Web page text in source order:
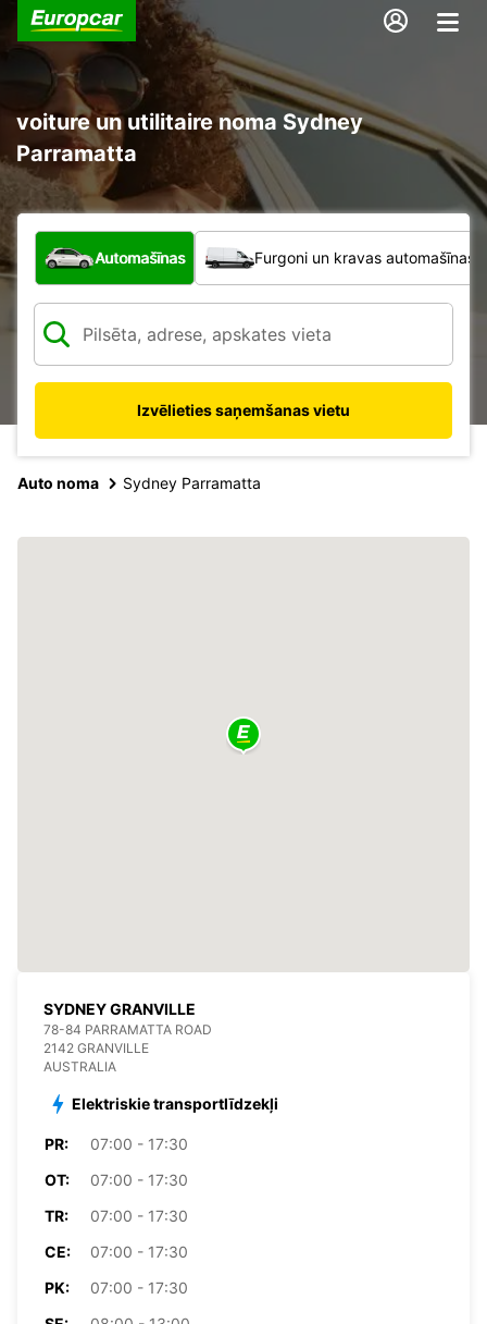
voiture un utilitaire noma Sydney
Parramatta
Kāda veida transportlīdzeklis?
Automašīnas Furgoni un kravas automašīnas
Izvēlieties saņemšanas vietu
Auto noma Sydney Parramatta
SYDNEY GRANVILLE
78-84 PARRAMATTA ROAD
2142 GRANVILLE
AUSTRALIA
Elektriskie transportlīdzekļi
PR:
07:00 - 17:30
OT:
07:00 - 17:30
TR:
07:00 - 17:30
CE:
07:00 - 17:30
PK:
07:00 - 17:30